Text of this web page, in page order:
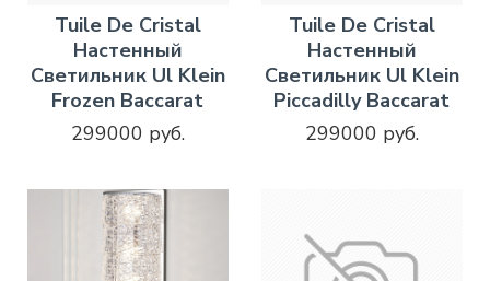
Tuile De Cristal
Настенный
Светильник Ul Klein
Frozen Baccarat
299000 руб.
Tuile De Cristal
Настенный
Светильник Ul Klein
Piccadilly Baccarat
299000 руб.